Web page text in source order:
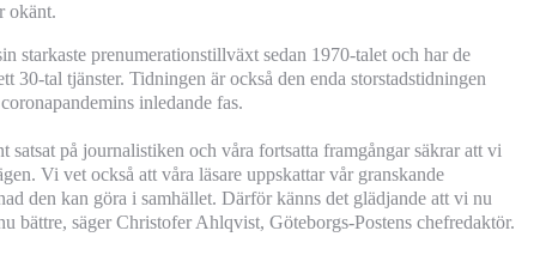
okänt.
starkaste prenumerationstillväxt sedan 1970-talet och har de
30-tal tjänster. Tidningen är också den enda storstadstidningen
inledande fas.
satsat på journalistiken och våra fortsatta framgångar säkrar att vi
Vi vet också att våra läsare uppskattar vår granskande
den kan göra i samhället. Därför känns det glädjande att vi nu
bättre, säger Christofer Ahlqvist, Göteborgs-Postens chefredaktör.